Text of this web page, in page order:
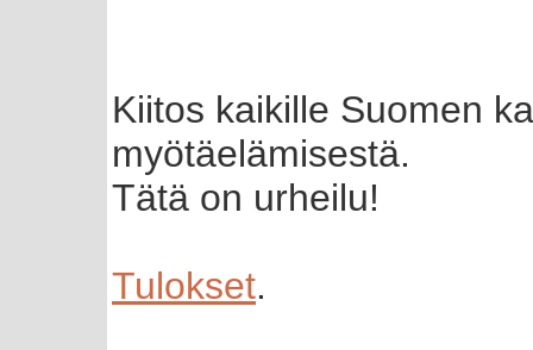
Kiitos kaikille Suomen
myötäelämisestä.
Tätä on urheilu!
Tulokset.